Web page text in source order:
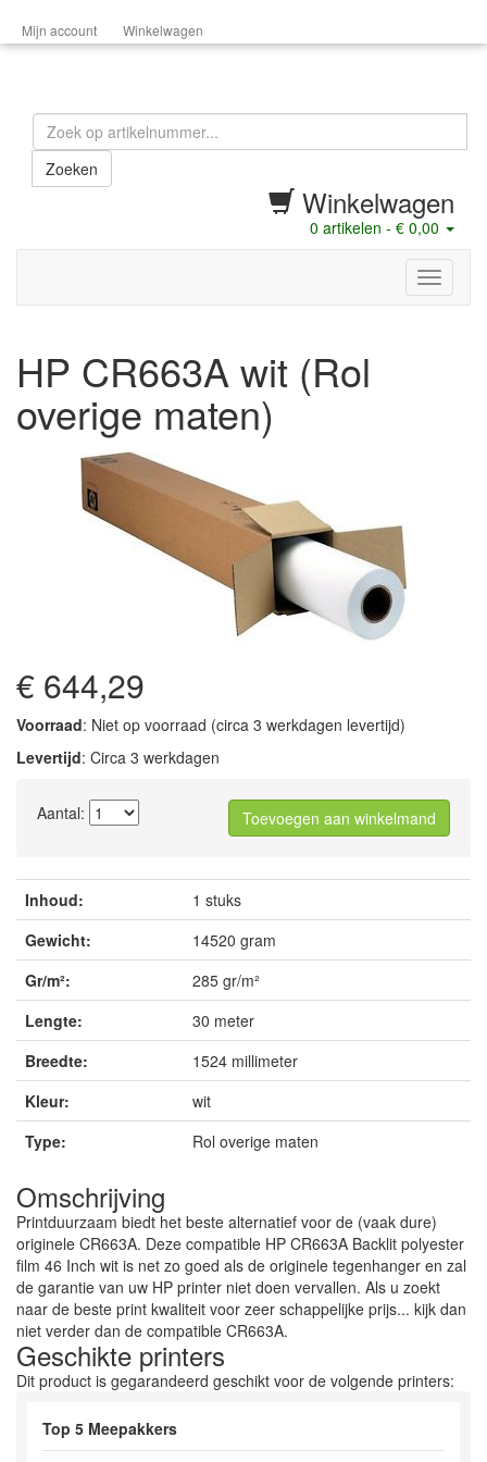
Mijn account Winkelwagen
Zoeken
Winkelwagen
0 artikelen - € 0,00
menu
HP CR663A wit (Rol
overige maten)
€ 644,29
Voorraad: Niet op voorraad (circa 3 werkdagen levertijd)
Levertijd: Circa 3 werkdagen
Aantal: Toevoegen aan winkelmand
Inhoud:
1 stuks
Gewicht:
14520 gram
Gr/m²:
285 gr/m²
Lengte:
30 meter
Breedte:
1524 millimeter
Kleur:
wit
Type:
Rol overige maten
Omschrijving
Printduurzaam biedt het beste alternatief voor de (vaak dure)
originele CR663A. Deze compatible HP CR663A Backlit polyester
film 46 Inch wit is net zo goed als de originele tegenhanger en zal
de garantie van uw HP printer niet doen vervallen. Als u zoekt
naar de beste print kwaliteit voor zeer schappelijke prijs... kijk dan
niet verder dan de compatible CR663A.
Geschikte printers
Dit product is gegarandeerd geschikt voor de volgende printers:
Top 5 Meepakkers